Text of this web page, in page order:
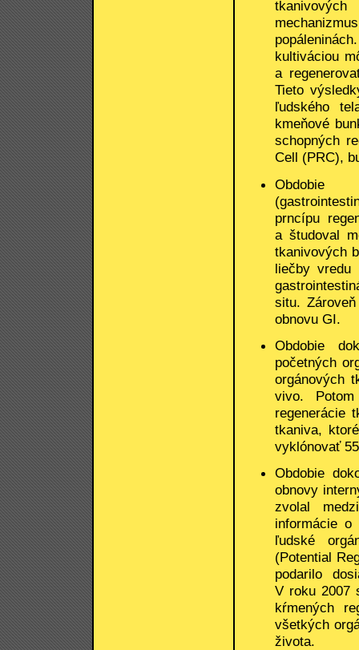
kultiváciou
a
Tieto
ľudského
kmeňové
schopných
Cell (PRC),
Obdobie
prncípu
a študoval
tkanivových
liečby vredu
situ.
obnovu GI.
Obdobie
početných
orgánových
vivo.
regenerácie
tkaniva,
vyklónovať
Obdobie
obnovy
zvolal
informácie o
ľudské
(Potential
podarilo
V roku 2007
kŕmených
všetkých
života.